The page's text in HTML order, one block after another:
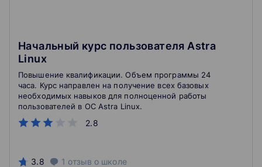
Начальный курс пользователя Astra
Linux
2.8
Повышение квалификации. Объем программы 24
часа. Курс направлен на получение всех базовых
необходимых навыков для полноценной работы
пользователей в ОС Astra Linux.
3.8 1 отзыв о школе